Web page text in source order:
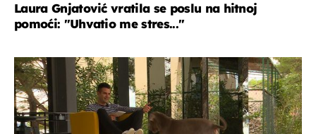
Laura Gnjatović vratila se poslu na hitnoj
pomoći: "Uhvatio me stres..."